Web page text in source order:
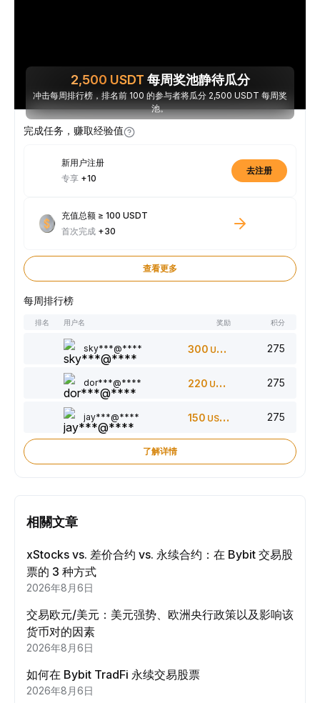
2,500 USDT 每周奖池静待瓜分
冲击每周排行榜，排名前 100 的参与者将瓜分 2,500 USDT 每周奖
池。
完成任务，赚取经验值
新用户注册
专享 +10
去注册
充值总额 ≥ 100 USDT
首次完成 +30
查看更多
每周排行榜
排名 用户名 奖励 积分
sky***@**** 300 USDT 275
dor***@**** 220 USDT 275
jay***@**** 150 USDT 275
了解详情
相關文章
xStocks vs. 差价合约 vs. 永续合约：在 Bybit 交易股
票的 3 种方式
2026年8月6日
交易欧元/美元：美元强势、欧洲央行政策以及影响该
货币对的因素
2026年8月6日
如何在 Bybit TradFi 永续交易股票
2026年8月6日